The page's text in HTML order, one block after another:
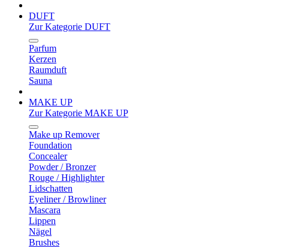
DUFT
Zur Kategorie DUFT
Parfum
Kerzen
Raumduft
Sauna
MAKE UP
Zur Kategorie MAKE UP
Make up Remover
Foundation
Concealer
Powder / Bronzer
Rouge / Highlighter
Lidschatten
Eyeliner / Browliner
Mascara
Lippen
Nägel
Brushes